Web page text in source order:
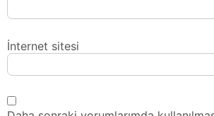
İnternet sitesi